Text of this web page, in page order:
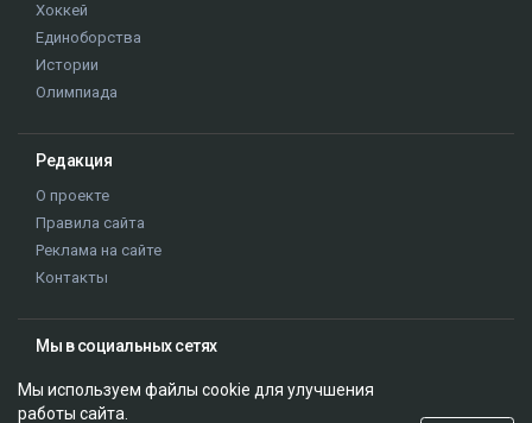
Хоккей
Единоборства
Истории
Олимпиада
Редакция
О проекте
Правила сайта
Реклама на сайте
Контакты
Мы в социальных сетях
Мы используем файлы cookie для улучшения
работы сайта.